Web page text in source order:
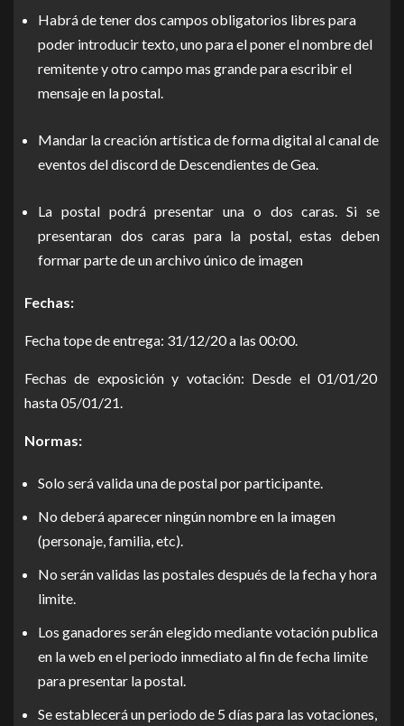
Habrá de tener dos campos obligatorios libres para
poder introducir texto, uno para el poner el nombre del
remitente y otro campo mas grande para escribir el
mensaje en la postal.
Mandar la creación artística de forma digital al canal de
eventos del discord de Descendientes de Gea.
La postal podrá presentar una o dos caras. Si se
presentaran dos caras para la postal, estas deben
formar parte de un archivo único de imagen
Fechas:
Fecha tope de entrega: 31/12/20 a las 00:00.
Fechas de exposición y votación: Desde el 01/01/20
hasta 05/01/21.
Normas:
Solo será valida una de postal por participante.
No deberá aparecer ningún nombre en la imagen
(personaje, familia, etc).
No serán validas las postales después de la fecha y hora
limite.
Los ganadores serán elegido mediante votación publica
en la web en el periodo inmediato al fin de fecha limite
para presentar la postal.
Se establecerá un periodo de 5 días para las votaciones,